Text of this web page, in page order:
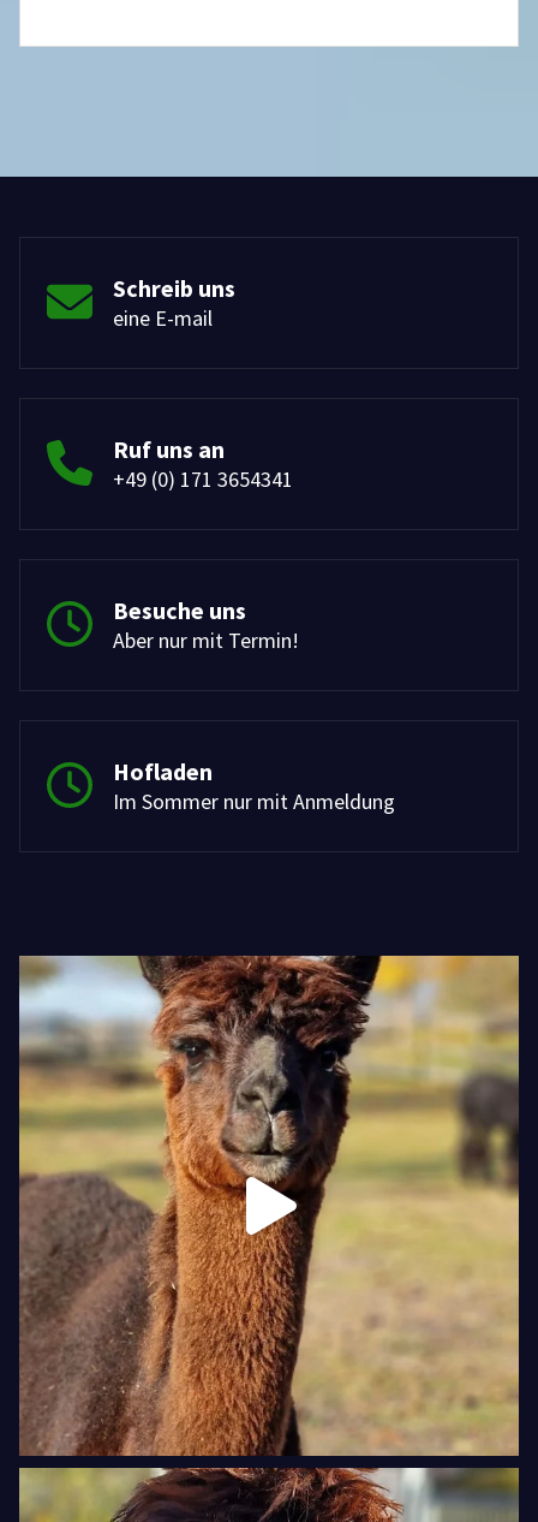
Schreib uns
eine E-mail
Ruf uns an
+49 (0) 171 3654341
Besuche uns
Aber nur mit Termin!
Hofladen
Im Sommer nur mit Anmeldung